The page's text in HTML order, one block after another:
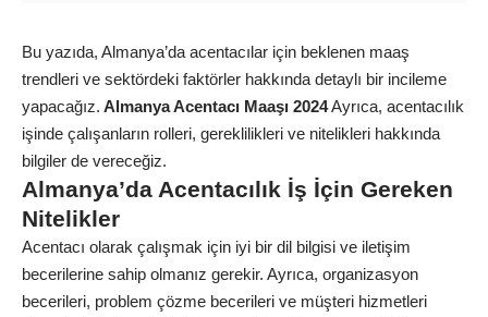
Bu yazıda, Almanya’da acentacılar için beklenen maaş
trendleri ve sektördeki faktörler hakkında detaylı bir incileme
yapacağız. Almanya Acentacı Maaşı 2024Ayrıca, acentacılık
işinde çalışanların rolleri, gereklilikleri ve nitelikleri hakkında
bilgiler de vereceğiz.
Almanya’da Acentacılık İş İçin Gereken
Nitelikler
Acentacı olarak çalışmak için iyi bir dil bilgisi ve iletişim
becerilerine sahip olmanız gerekir. Ayrıca, organizasyon
becerileri, problem çözme becerileri ve müşteri hizmetleri